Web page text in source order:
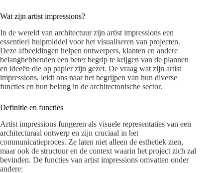
Wat zijn artist impressions?
In de wereld van architectuur zijn artist impressions een
essentieel hulpmiddel voor het visualiseren van projecten.
Deze afbeeldingen helpen ontwerpers, klanten en andere
belanghebbenden een beter begrip te krijgen van de plannen
en ideeën die op papier zijn gezet. De vraag wat zijn artist
impressions, leidt ons naar het begrijpen van hun diverse
functies en hun belang in de architectonische sector.
Definitie en functies
Artist impressions fungeren als visuele representaties van een
architecturaal ontwerp en zijn cruciaal in het
communicatieproces. Ze laten niet alleen de esthetiek zien,
maar ook de structuur en de context waarin het project zich zal
bevinden. De functies van artist impressions omvatten onder
andere: